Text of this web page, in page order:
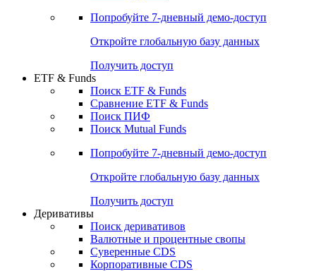
Попробуйте 7-дневный демо-доступ
Откройте глобальную базу данных
Получить доступ
ETF & Funds
Поиск ETF & Funds
Сравнение ETF & Funds
Поиск ПИФ
Поиск Mutual Funds
Попробуйте 7-дневный демо-доступ
Откройте глобальную базу данных
Получить доступ
Деривативы
Поиск деривативов
Валютные и процентные свопы
Суверенные CDS
Корпоративные CDS